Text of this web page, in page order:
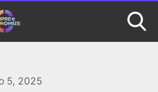
5, 2025